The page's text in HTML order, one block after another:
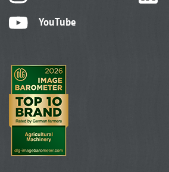
YouTube